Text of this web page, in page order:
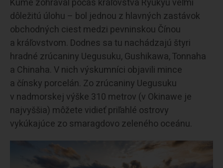
Kume zohrával počas kráľovstva Ryukyu veľmi
dôležitú úlohu – bol jednou z hlavných zastávok
obchodných ciest medzi pevninskou Čínou
a kráľovstvom. Dodnes sa tu nachádzajú štyri
hradné zrúcaniny Uegusuku, Gushikawa, Tonnaha
a Chinaha. V nich výskumníci objavili mince
a čínsky porcelán. Zo zrúcaniny Uegusuku
v nadmorskej výške 310 metrov (v Okinawe je
najvyššia) môžete vidieť priľahlé ostrovy
vykúkajúce zo smaragdovo zeleného oceánu.